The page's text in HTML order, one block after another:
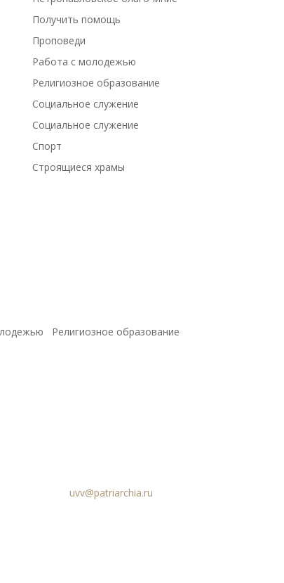
Получить помощь
Проповеди
Работа с молодежью
Религиозное образование
Социальное служение
Социальное служение
Спорт
Строящиеся храмы
Религиозное образование
uvv@patriarchia.ru